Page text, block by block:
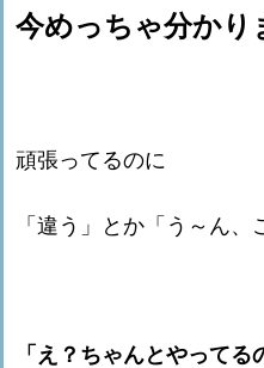
今めっちゃ分かり
頑張ってるのに
「違う」とか「う～ん
「え？ちゃんとやってる